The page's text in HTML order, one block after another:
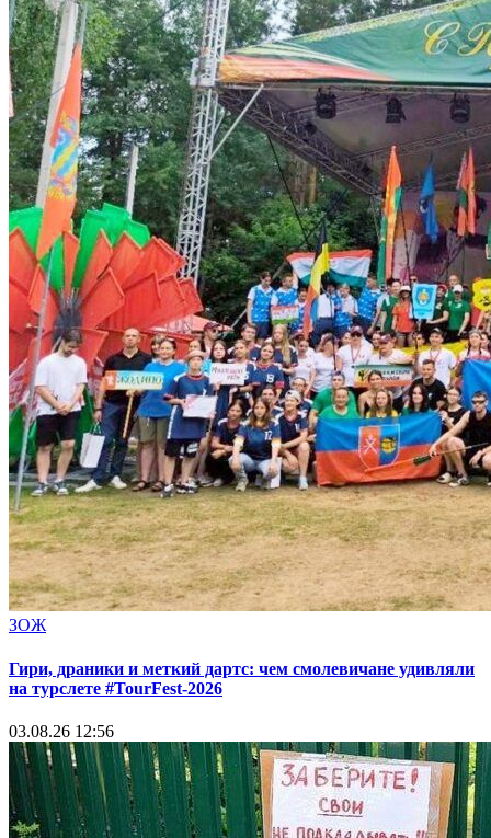
ЗОЖ
Гири, драники и меткий дартс: чем смолевичане удивляли
на турслете #TourFest-2026
03.08.26 12:56